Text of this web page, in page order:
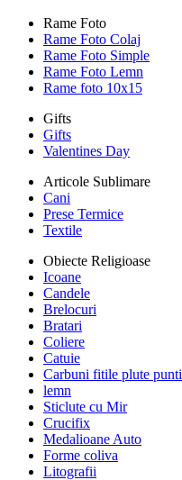
Rame Foto
Rame Foto Colaj
Rame Foto Simple
Rame Foto Lemn
Rame foto 10x15
Gifts
Gifts
Valentines Day
Articole Sublimare
Cani
Prese Termice
Textile
Obiecte Religioase
Icoane
Candele
Brelocuri
Bratari
Coliere
Catuie
Carbuni fitile plute punti
lemn
Sticlute cu Mir
Crucifix
Medalioane Auto
Forme coliva
Litografii